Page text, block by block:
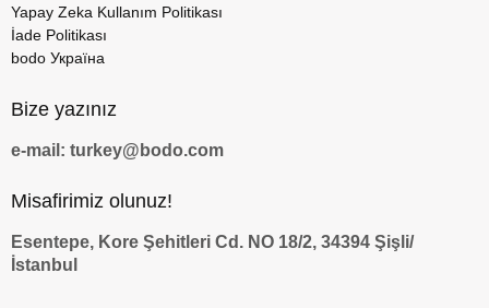
Yapay Zeka Kullanım Politikası
İade Politikası
bodo Україна
Bize yazınız
e-mail: turkey@bodo.com
Misafirimiz olunuz!
Esentepe, Kore Şehitleri Cd. NO 18/2, 34394 Şişli/
İstanbul